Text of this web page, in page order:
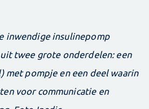
inwendige insulinepomp
twee grote onderdelen: een
met pompje en een deel waarin
voor communicatie en